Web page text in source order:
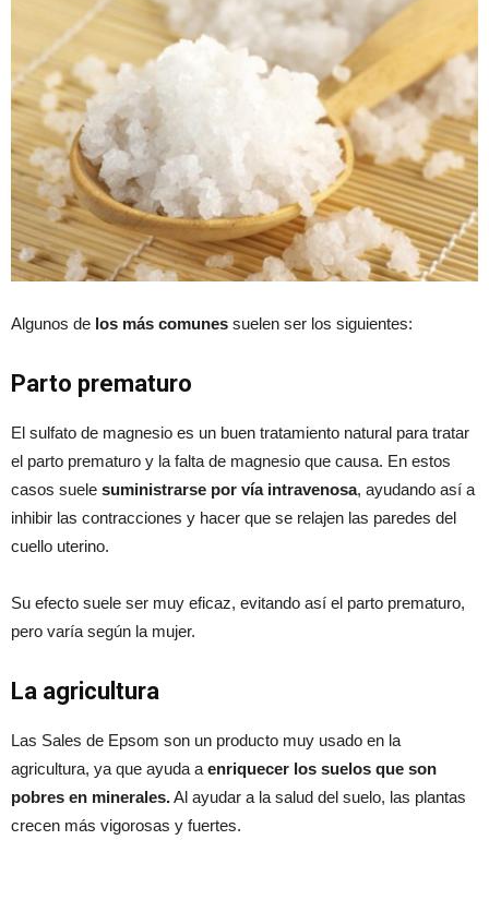
Algunos de los más comunes suelen ser los siguientes:
Parto prematuro
El sulfato de magnesio es un buen tratamiento natural para tratar
el parto prematuro y la falta de magnesio que causa. En estos
casos suele suministrarse por vía intravenosa, ayudando así a
inhibir las contracciones y hacer que se relajen las paredes del
cuello uterino.
Su efecto suele ser muy eficaz, evitando así el parto prematuro,
pero varía según la mujer.
La agricultura
Las Sales de Epsom son un producto muy usado en la
agricultura, ya que ayuda a enriquecer los suelos que son
pobres en minerales.Al ayudar a la salud del suelo, las plantas
crecen más vigorosas y fuertes.